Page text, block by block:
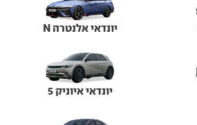
יונדאי אלנטרה N
יונדאי איוניק 5